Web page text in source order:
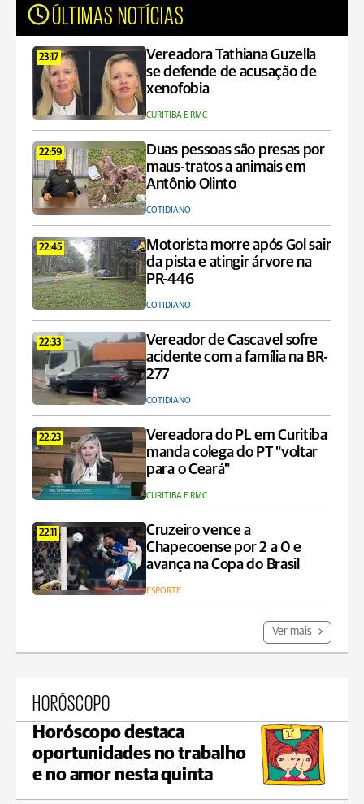
ÚLTIMAS NOTÍCIAS
23:17
Vereadora Tathiana Guzella
se defende de acusação de
xenofobia
CURITIBA E RMC
22:59
Duas pessoas são presas por
maus-tratos a animais em
Antônio Olinto
COTIDIANO
22:45
Motorista morre após Gol sair
da pista e atingir árvore na
PR-446
COTIDIANO
22:33
Vereador de Cascavel sofre
acidente com a família na BR-
277
COTIDIANO
22:23
Vereadora do PL em Curitiba
manda colega do PT "voltar
para o Ceará"
CURITIBA E RMC
22:11
Cruzeiro vence a
Chapecoense por 2 a 0 e
avança na Copa do Brasil
ESPORTE
Ver mais
HORÓSCOPO
Horóscopo destaca
oportunidades no trabalho
e no amor nesta quinta